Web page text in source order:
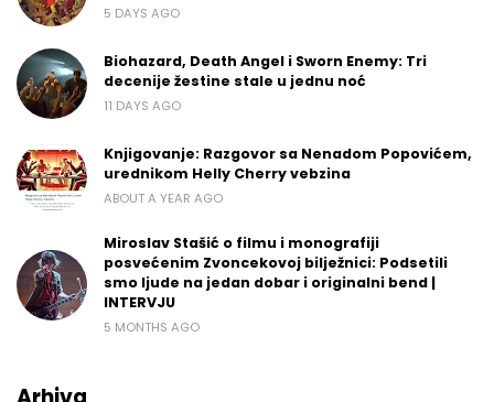
5 DAYS AGO
Biohazard, Death Angel i Sworn Enemy: Tri
decenije žestine stale u jednu noć
11 DAYS AGO
Knjigovanje: Razgovor sa Nenadom Popovićem,
urednikom Helly Cherry vebzina
ABOUT A YEAR AGO
Miroslav Stašić o filmu i monografiji
posvećenim Zvoncekovoj bilježnici: Podsetili
smo ljude na jedan dobar i originalni bend |
INTERVJU
5 MONTHS AGO